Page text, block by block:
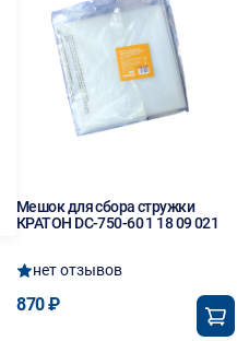
Мешок для сбора стружки
КРАТОН DC-750-60 1 18 09 021
нет отзывов
870 ₽